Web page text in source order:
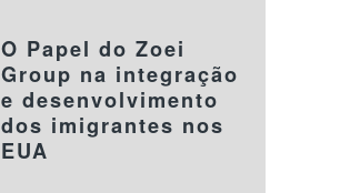
O Papel do Zoei
Group na integração
e desenvolvimento
dos imigrantes nos
EUA